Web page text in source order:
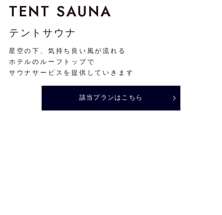
TENT SAUNA
テントサウナ
星空の下、気持ち良い風が流れる
ホテルのルーフトップで
サウナサービスを提供していきます
該当プランはこちら